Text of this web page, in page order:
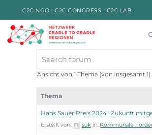
C2C NGO I C2C CONGRESS I C2C LAB
Ansicht von 1 Thema (von insgesamt 1)
Thema
Hans Sauer Preis 2024 “Zukunft
Erstellt von: suk in: Kommunale